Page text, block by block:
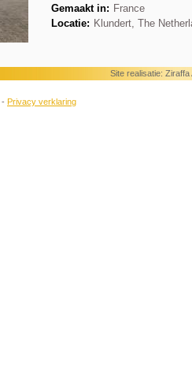
Gemaakt in: France
Locatie: Klundert, The
Site realisatie: Ziraffa
- Privacy verklaring